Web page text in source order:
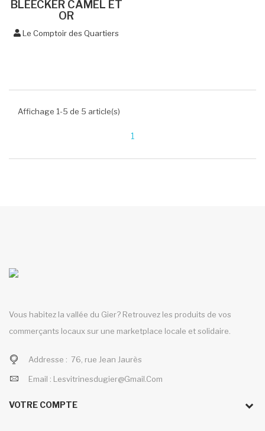
BLEECKER CAMEL ET
OR
Le Comptoir des Quartiers
Affichage 1-5 de 5 article(s)
1
Vous habitez la vallée du Gier? Retrouvez les produits de vos
commerçants locaux sur une marketplace locale et solidaire.
Addresse : 76, rue Jean Jaurès
Email : Lesvitrinesdugier@gmail.com
VOTRE COMPTE